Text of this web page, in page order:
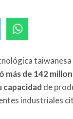
de 142
capacidad de
industriales